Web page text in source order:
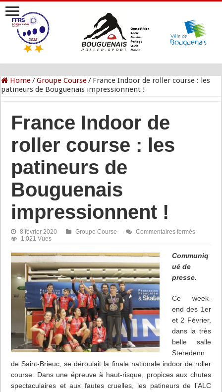
Home/Groupe Course/ France Indoor de roller course : les
patineurs de Bouguenais impressionnent !
France Indoor de
roller course : les
patineurs de
Bouguenais
impressionnent !
8 février 2020 Groupe Course Commentaires ferméssur
roller
les
1,021 Vues
Communiq
ué de
presse.
Ce week-
end des 1er
et 2 Février,
dans la très
belle salle
Steredenn
de Saint-Brieuc, se déroulait la finale nationale indoor de roller
course. Dans une épreuve à haut-risque, propices aux chutes
spectaculaires et aux fautes cruelles, les patineurs de l’ALC